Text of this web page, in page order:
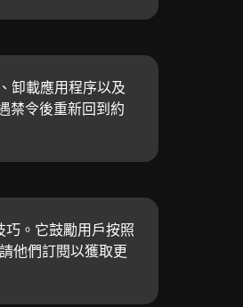
卸載應用程序以及
禁令後重新回到約
。它鼓勵用戶按照
他們訂閱以獲取更